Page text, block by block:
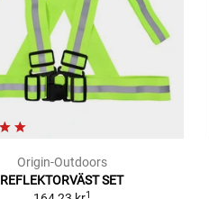
Origin-Outdoors
REFLEKTORVÄST SET
1